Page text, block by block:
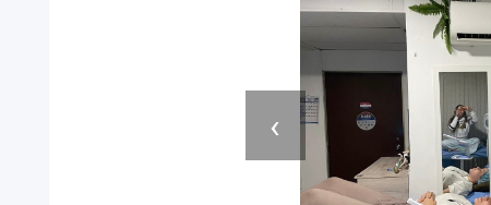
‹